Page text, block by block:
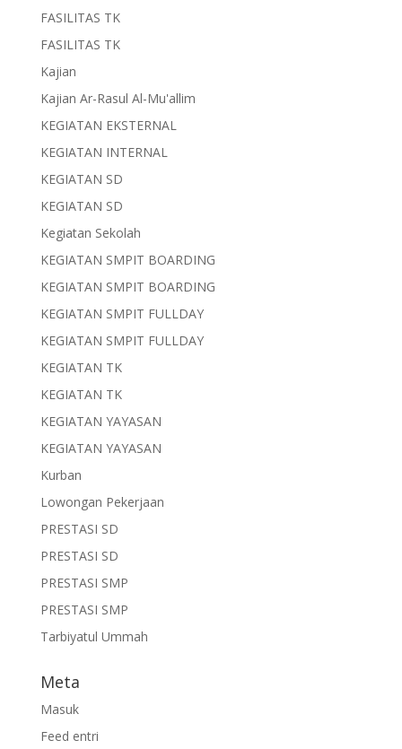
FASILITAS TK
FASILITAS TK
Kajian
Kajian Ar-Rasul Al-Mu'allim
KEGIATAN EKSTERNAL
KEGIATAN INTERNAL
KEGIATAN SD
KEGIATAN SD
Kegiatan Sekolah
KEGIATAN SMPIT BOARDING
KEGIATAN SMPIT BOARDING
KEGIATAN SMPIT FULLDAY
KEGIATAN SMPIT FULLDAY
KEGIATAN TK
KEGIATAN TK
KEGIATAN YAYASAN
KEGIATAN YAYASAN
Kurban
Lowongan Pekerjaan
PRESTASI SD
PRESTASI SD
PRESTASI SMP
PRESTASI SMP
Tarbiyatul Ummah
Meta
Masuk
Feed entri